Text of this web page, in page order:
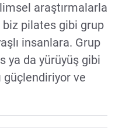
araştırmalarla
biz pilates gibi grup
insanlara. Grup
ya da yürüyüş gibi
güçlendiriyor ve